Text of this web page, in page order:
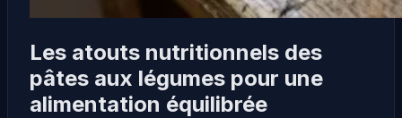
Les atouts nutritionnels des
pâtes aux légumes pour une
alimentation équilibrée